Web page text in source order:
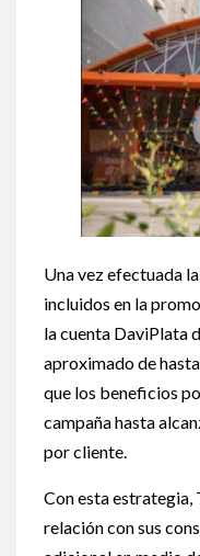
Una vez efectuada
incluidos en la
la cuenta DaviPlata
aproximado de
que los beneficios
campaña hasta
por cliente.
Con esta
relación con sus